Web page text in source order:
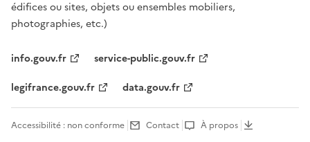
édifices ou sites, objets ou ensembles mobiliers,
photographies, etc.)
info.gouv.fr
service-public.gouv.fr
legifrance.gouv.fr
data.gouv.fr
Accessibilité : non conforme Contact À propos